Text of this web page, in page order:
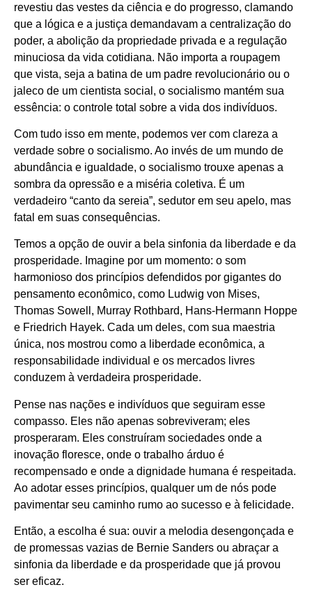
revestiu das vestes da ciência e do progresso, clamando
que a lógica e a justiça demandavam a centralização do
poder, a abolição da propriedade privada e a regulação
minuciosa da vida cotidiana. Não importa a roupagem
que vista, seja a batina de um padre revolucionário ou o
jaleco de um cientista social, o socialismo mantém sua
essência: o controle total sobre a vida dos indivíduos.
Com tudo isso em mente, podemos ver com clareza a
verdade sobre o socialismo. Ao invés de um mundo de
abundância e igualdade, o socialismo trouxe apenas a
sombra da opressão e a miséria coletiva. É um
verdadeiro “canto da sereia”, sedutor em seu apelo, mas
fatal em suas consequências.
Temos a opção de ouvir a bela sinfonia da liberdade e da
prosperidade. Imagine por um momento: o som
harmonioso dos princípios defendidos por gigantes do
pensamento econômico, como Ludwig von Mises,
Thomas Sowell, Murray Rothbard, Hans-Hermann Hoppe
e Friedrich Hayek. Cada um deles, com sua maestria
única, nos mostrou como a liberdade econômica, a
responsabilidade individual e os mercados livres
conduzem à verdadeira prosperidade.
Pense nas nações e indivíduos que seguiram esse
compasso. Eles não apenas sobreviveram; eles
prosperaram. Eles construíram sociedades onde a
inovação floresce, onde o trabalho árduo é
recompensado e onde a dignidade humana é respeitada.
Ao adotar esses princípios, qualquer um de nós pode
pavimentar seu caminho rumo ao sucesso e à felicidade.
Então, a escolha é sua: ouvir a melodia desengonçada e
de promessas vazias de Bernie Sanders ou abraçar a
sinfonia da liberdade e da prosperidade que já provou
ser eficaz.